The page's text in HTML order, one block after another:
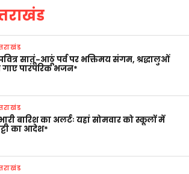
सातूं-आठूं पर्व पर भक्तिमय संगम, श्रद्धालुओं
गाए पारंपरिक भजन*
बारिश का अलर्टः यहां सोमवार को स्कूलों में
का आदेश*